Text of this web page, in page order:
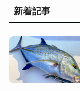
新着記事